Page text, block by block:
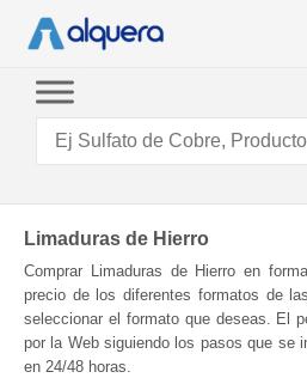
Limaduras de Hierro
Comprar Limaduras de Hierro en
precio de los diferentes formatos de
seleccionar el formato que deseas. El
por la Web siguiendo los pasos que se
en 24/48 horas.